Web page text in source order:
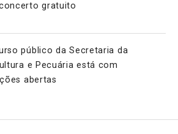
gratuito
público da Secretaria da
e Pecuária está com
abertas